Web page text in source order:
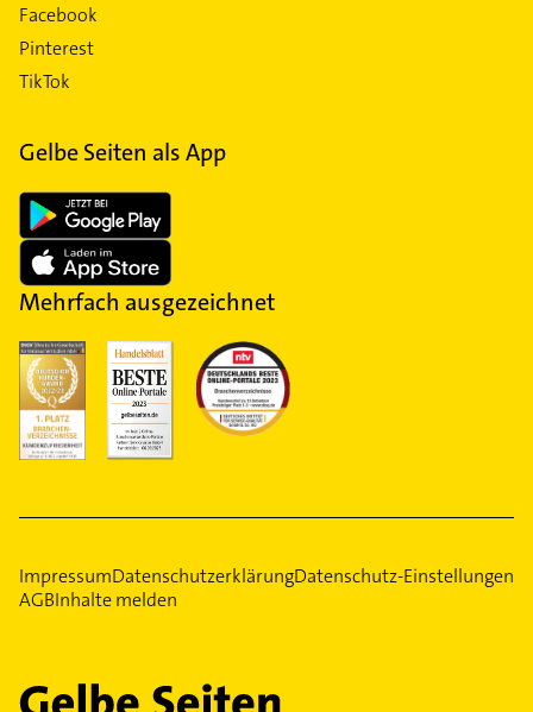
Facebook
Pinterest
TikTok
Gelbe Seiten als App
Mehrfach ausgezeichnet
ImpressumDatenschutzerklärungDatenschutz-Einstellungen
AGBInhalte melden